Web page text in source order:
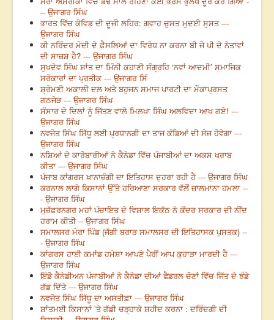
-- ਉਜਾਗਰ ਸਿੰਘ
ਭਾਰਤ ਵਿੱਚ ਕੋਵਿਡ ਦੀ ਦੂਜੀ ਲਹਿਰ: ਗਵਾਹ ਚੁਸਤ ਮੁਦਈ ਸੁਸਤ ---
ਉਜਾਗਰ ਸਿੰਘ
ਕੀ ਨਰਿੰਦਰ ਮੋਦੀ ਦੇ ਫ਼ੈਸਲਿਆਂ ਦਾ ਵਿਰੋਧ ਨਾ ਕਰਨਾ ਬੀ ਜੇ ਪੀ ਦੇ ਨੇਤਾਵਾਂ
ਦੀ ਸਾਜ਼ਸ਼ ਹੈ? --- ਉਜਾਗਰ ਸਿੰਘ
ਸੁਖਦੇਵ ਸਿੰਘ ਸ਼ਾਂਤ ਦਾ ਮਿੰਨੀ ਕਹਾਣੀ ਸੰਗ੍ਰਹਿ ‘ਨਵਾਂ ਆਦਮੀ’ ਸਮਾਜਿਕ
ਸਰੋਕਾਰਾਂ ਦਾ ਪ੍ਰਤੀਕ --- ਉਜਾਗਰ ਸਿੰ
ਸ਼੍ਰੋਮਣੀ ਅਕਾਲੀ ਦਲ ਅਤੇ ਬਹੁਜਨ ਸਮਾਜ ਪਾਰਟੀ ਦਾ ਮੌਕਾਪ੍ਰਸਤ
ਗਠਜੋੜ --- ਉਜਾਗਰ ਸਿੰਘ
ਸੰਸਾਰ ਦੇ ਦਿਲਾਂ ਨੂੰ ਜਿੱਤਣ ਵਾਲੇ ਮਿਲਖਾ ਸਿੰਘ ਅਲਵਿਦਾ ਆਖ ਗਏ! ---
ਉਜਾਗਰ ਸਿੰਘ
ਨਵਜੋਤ ਸਿੰਘ ਸਿੱਧੂ ਲਈ ਪ੍ਰਧਾਨਗੀ ਦਾ ਤਾਜ ਕੰਡਿਆਂ ਦੀ ਸੇਜ ਹੋਵੇਗਾ ---
ਉਜਾਗਰ ਸਿੰਘ
ਨਸ਼ਿਆਂ ਦੇ ਕਾਰੋਬਾਰੀਆਂ ਨੇ ਕੈਨੇਡਾ ਵਿੱਚ ਪੰਜਾਬੀਆਂ ਦਾ ਅਕਸ ਖਰਾਬ
ਕੀਤਾ --- ਉਜਾਗਰ ਸਿੰਘ
ਪੰਜਾਬ ਕਾਂਗਰਸ ਖ਼ਾਨਾਜ਼ੰਗੀ ਦਾ ਇਤਿਹਾਸ ਦੁਹਰਾ ਰਹੀ ਹੈ --- ਉਜਾਗਰ ਸਿੰਘ
ਕਰਨਾਲ ਲਾਗੇ ਕਿਸਾਨਾਂ ਉੱਤੇ ਹਰਿਆਣਾ ਸਰਕਾਰ ਵੱਲੋਂ ਜ਼ਾਲਮਾਨਾ ਹਮਲਾ --
- ਉਜਾਗਰ ਸਿੰਘ
ਮੁਜ਼ੱਫ਼ਰਨਗਰ ਮਹਾਂ ਪੰਚਾਇਤ ਦੇ ਵਿਸ਼ਾਲ ਇਕੱਠ ਨੇ ਕੇਂਦਰ ਸਰਕਾਰ ਦੀ ਨੀਂਦ
ਹਰਾਮ ਕੀਤੀ -- ਉਜਾਗਰ ਸਿੰਘ
ਸਮਾਲਸਰ ਮੇਰਾ ਪਿੰਡ (ਜੱਗੀ ਬਰਾੜ ਸਮਾਲਸਰ ਦੀ ਇਤਿਹਾਸਕ ਪੁਸਤਕ) --
- ਉਜਾਗਰ ਸਿੰਘ
ਕਾਂਗਰਸ ਹਾਈ ਕਮਾਂਡ ਹਮੇਸ਼ਾ ਆਪਣੇ ਪੈਰੀਂ ਆਪ ਕੁਹਾੜਾ ਮਾਰਦੀ ਹੈ ---
ਉਜਾਗਰ ਸਿੰਘ
ਇੰਡੋ ਕੈਨੇਡੀਅਨ ਪੰਜਾਬੀਆਂ ਨੇ ਕੈਨੇਡਾ ਦੀਆਂ ਫੈਡਰਲ ਚੋਣਾਂ ਵਿੱਚ ਜਿੱਤ ਦੇ ਝੰਡੇ
ਗੱਡ ਦਿੱਤੇ --- ਉਜਾਗਰ ਸਿੰਘ
ਨਵਜੋਤ ਸਿੰਘ ਸਿੱਧੂ ਦਾ ਅਸਤੀਫ਼ਾ --- ਉਜਾਗਰ ਸਿੰਘ
ਸ਼ਾਂਤਮਈ ਕਿਸਾਨਾਂ ’ਤੇ ਗੱਡੀ ਚੜ੍ਹਾਕੇ ਸ਼ਹੀਦ ਕਰਨਾ : ਦਰਿੰਦਗੀ ਦੀ